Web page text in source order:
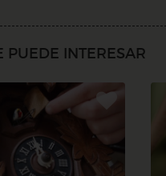
PUEDE INTERESAR